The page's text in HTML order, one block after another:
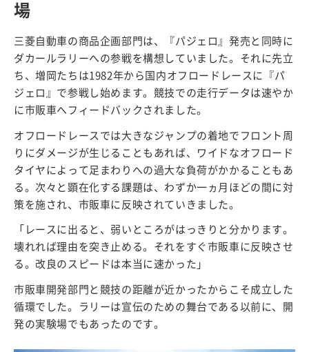
場
三菱自動車の商品企画部門は、『パジェロ』発売と同時に
ダカールラリーへの参戦を構想していました。それに先立
ち、増岡たちは1982年から国内オフロードレースに『パ
ジェロ』で参戦し始めます。競技での走行データは速やか
に市販車へフィードバックされました。
オフロードレースでは大きなジャンプの着地でフロント周
りにダメージが生じることもあれば、ワイドなオフロード
タイヤによって足まわりへの過大な負荷がかかることもあ
る。次々と顕在化する課題は、わずか一ヵ月ほどの間に対
策を施され、市販車に反映されていきました。
「レースに出ると、弱いところがはっきりと分かります。
壊れれば理由を突き止める。それをすぐ市販車に反映させ
る。改良のスピードは本当に速かった」
市販車開発部門と競技の距離が近かったからこそ成立した
循環でした。ラリーは宣伝のための舞台である以前に、開
発の実験場でもあったのです。